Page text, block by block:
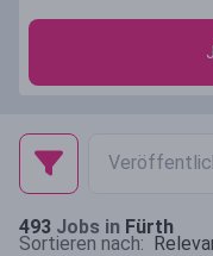
493 Jobs in Fürth
Sortieren nach: